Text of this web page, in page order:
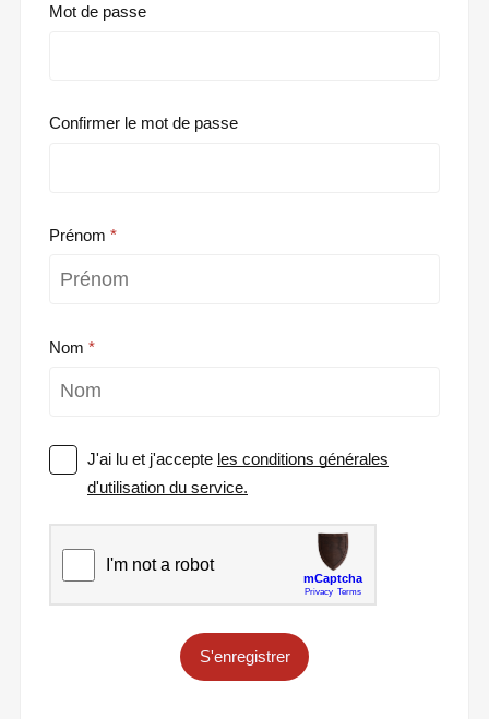
Mot de passe
Confirmer le mot de passe
Prénom
Nom
J'ai lu et j'accepte les conditions générales
d'utilisation du service.
S'enregistrer